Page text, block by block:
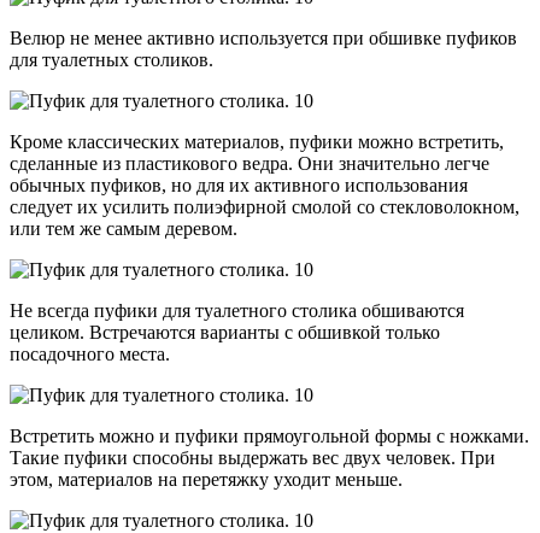
Велюр не менее активно используется при обшивке пуфиков
для туалетных столиков.
Кроме классических материалов, пуфики можно встретить,
сделанные из пластикового ведра. Они значительно легче
обычных пуфиков, но для их активного использования
следует их усилить полиэфирной смолой со стекловолокном,
или тем же самым деревом.
Не всегда пуфики для туалетного столика обшиваются
целиком. Встречаются варианты с обшивкой только
посадочного места.
Встретить можно и пуфики прямоугольной формы с ножками.
Такие пуфики способны выдержать вес двух человек. При
этом, материалов на перетяжку уходит меньше.